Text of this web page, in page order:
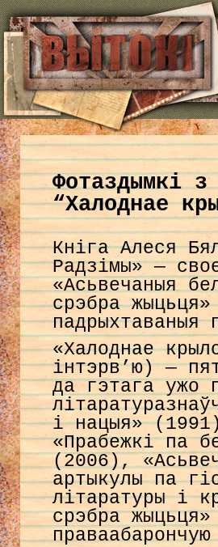
Фотаздымкі
“Халоднае
Кніга Алеся
Радзімы» —
«Асьвечаныя
срэбра
падрыхтаваныя
«Халоднае
інтэрв’ю) —
да гэтага ужо
і нацыя»
«Прабежкі па
(2006),
артыкулы па
літаратуры і
срэбра